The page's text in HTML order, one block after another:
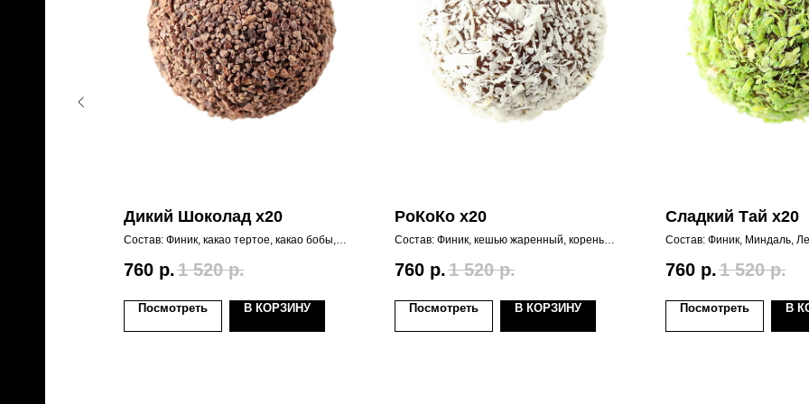
Дикий Шоколад х20
Состав: Финик, какао тертое, какао бобы,
760 р.1 520 р.
Посмотреть В КОРЗИНУ
РоКоКо х20
Состав: Финик, кешью жаренный, корень
760 р.1 520 р.
Посмотреть В КОРЗИНУ
Сладкий Тай х20
Состав: Финик, Миндаль,
не абы какая, а Top
настойка, Лимон сушеный.
Морковным соком.
опурха может
зеленого до голубовато-
760 р.1 520 р.
Посмотреть В